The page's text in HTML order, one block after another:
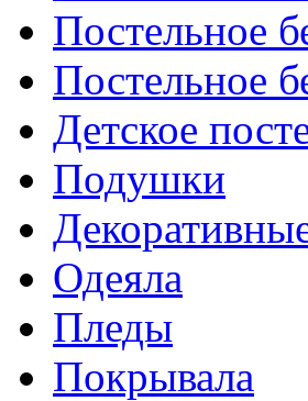
Постельное
Постельное
Детское
Подушки
Одеяла
Пледы
Покрывала